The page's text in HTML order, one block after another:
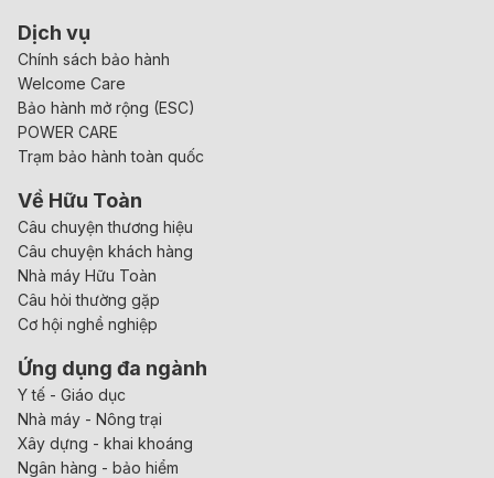
Dịch vụ
Chính sách bảo hành
Welcome Care
Bảo hành mở rộng (ESC)
POWER CARE
Trạm bảo hành toàn quốc
Về Hữu Toàn
Câu chuyện thương hiệu
Câu chuyện khách hàng
Nhà máy Hữu Toàn
Câu hỏi thường gặp
Cơ hội nghề nghiệp
Ứng dụng đa ngành
Y tế - Giáo dục
Nhà máy - Nông trại
Xây dựng - khai khoáng
Ngân hàng - bảo hiểm